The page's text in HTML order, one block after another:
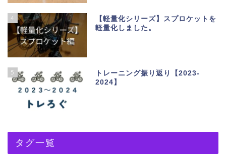
4
【軽量化シリーズ】スプロケットを
軽量化しました。
5
トレーニング振り返り【2023-
2024】
タグ一覧